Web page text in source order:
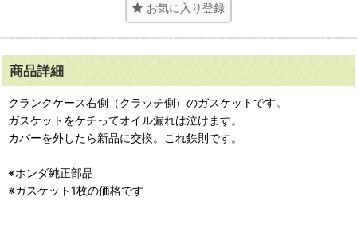
お気に入り登録
商品詳細
クランクケース右側（クラッチ側）のガスケットです。
ガスケットをケチってオイル漏れは泣けます。
カバーを外したら新品に交換。これ鉄則です。
※ホンダ純正部品
※ガスケット1枚の価格です